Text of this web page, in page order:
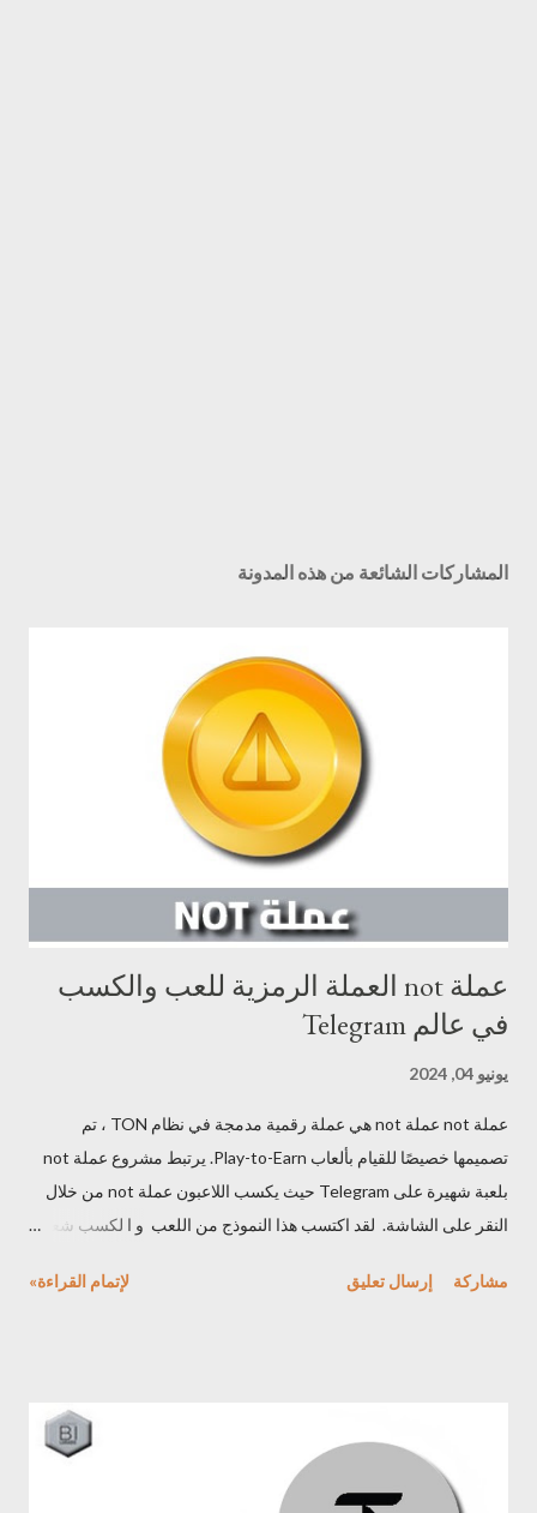
المشاركات الشائعة من هذه المدونة
عملة not العملة الرمزية للعب والكسب
في عالم Telegram
يونيو 04, 2024
عملة not عملة not هي عملة رقمية مدمجة في نظام TON ، تم
تصميمها خصيصًا للقيام بألعاب Play-to-Earn. يرتبط مشروع عملة not
بلعبة شهيرة على Telegram حيث يكسب اللاعبون عملة not من خلال
النقر على الشاشة. لقد اكتسب هذا النموذج من اللعب و ا لكسب شعبية
not بواسطة Open Builders، انه فريق يركز على تطوير ألعاب
الاستراتيجي لقاعدة مستخدمي Telegram الضخمة. مشروع عملة NOT
تُستخدم عملة not بشكل أساسي في لعبة تعتمد على Telegram
مشاركة إرسال تعليق لإتمام القراءة»